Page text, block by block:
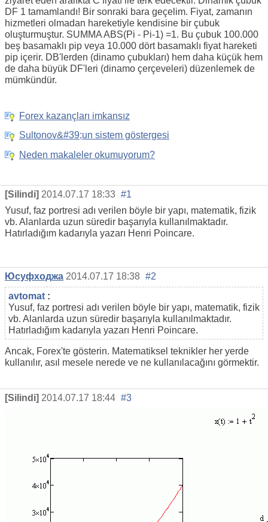
DF 1 tamamlandı! Bir sonraki bara geçelim. Fiyat, zamanın
hizmetleri olmadan hareketiyle kendisine bir çubuk
oluşturmuştur. SUMMA ABS(Pi - Pi-1) =1. Bu çubuk 100.000
beş basamaklı pip veya 10.000 dört basamaklı fiyat hareketi
pip içerir. DB'lerden (dinamo çubukları) hem daha küçük hem
de daha büyük DF'leri (dinamo çerçeveleri) düzenlemek de
mümkündür.
Forex kazançları imkansız
Sultonov&#39;un sistem göstergesi
Neden makaleler okumuyorum?
[Silindi] 2014.07.17 18:33 #1
Yusuf, faz portresi adı verilen böyle bir yapı, matematik, fizik
vb. Alanlarda uzun süredir başarıyla kullanılmaktadır.
Hatırladığım kadarıyla yazarı Henri Poincare.
Юсуфходжа 2014.07.17 18:38 #2
avtomat :
Yusuf, faz portresi adı verilen böyle bir yapı, matematik, fizik
vb. Alanlarda uzun süredir başarıyla kullanılmaktadır.
Hatırladığım kadarıyla yazarı Henri Poincare.
Ancak, Forex'te gösterin. Matematiksel teknikler her yerde
kullanılır, asıl mesele nerede ve ne kullanılacağını görmektir.
[Silindi] 2014.07.17 18:44 #3